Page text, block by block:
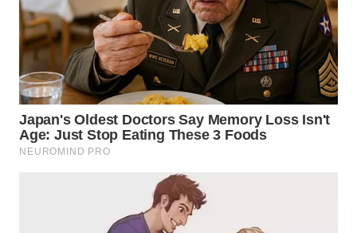
WN
KALSEL
KALTIM
WN
SULSEL